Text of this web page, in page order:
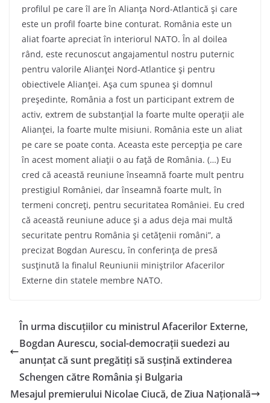
profilul pe care îl are în Alianţa Nord-Atlantică şi care
este un profil foarte bine conturat. România este un
aliat foarte apreciat în interiorul NATO. În al doilea
rând, este recunoscut angajamentul nostru puternic
pentru valorile Alianţei Nord-Atlantice şi pentru
obiectivele Alianţei. Aşa cum spunea şi domnul
preşedinte, România a fost un participant extrem de
activ, extrem de substanţial la foarte multe operaţii ale
Alianţei, la foarte multe misiuni. România este un aliat
pe care se poate conta. Aceasta este percepţia pe care
în acest moment aliaţii o au faţă de România. (…) Eu
cred că această reuniune înseamnă foarte mult pentru
prestigiul României, dar înseamnă foarte mult, în
termeni concreţi, pentru securitatea României. Eu cred
că această reuniune aduce şi a adus deja mai multă
securitate pentru România şi cetăţenii români”, a
precizat Bogdan Aurescu, în conferinţa de presă
susţinută la finalul Reuniunii miniştrilor Afacerilor
Externe din statele membre NATO.
În urma discuțiilor cu ministrul Afacerilor Externe,
Bogdan Aurescu, social-democrații suedezi au
anunțat că sunt pregătiți să susțină extinderea
Schengen către România și Bulgaria
Mesajul premierului Nicolae Ciucă, de Ziua Națională